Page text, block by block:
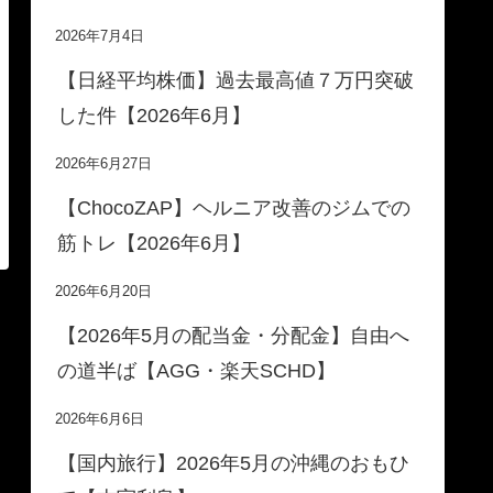
2026年7月4日
【日経平均株価】過去最高値７万円突破
した件【2026年6月】
2026年6月27日
【ChocoZAP】ヘルニア改善のジムでの
筋トレ【2026年6月】
2026年6月20日
【2026年5月の配当金・分配金】自由へ
の道半ば【AGG・楽天SCHD】
2026年6月6日
【国内旅行】2026年5月の沖縄のおもひ